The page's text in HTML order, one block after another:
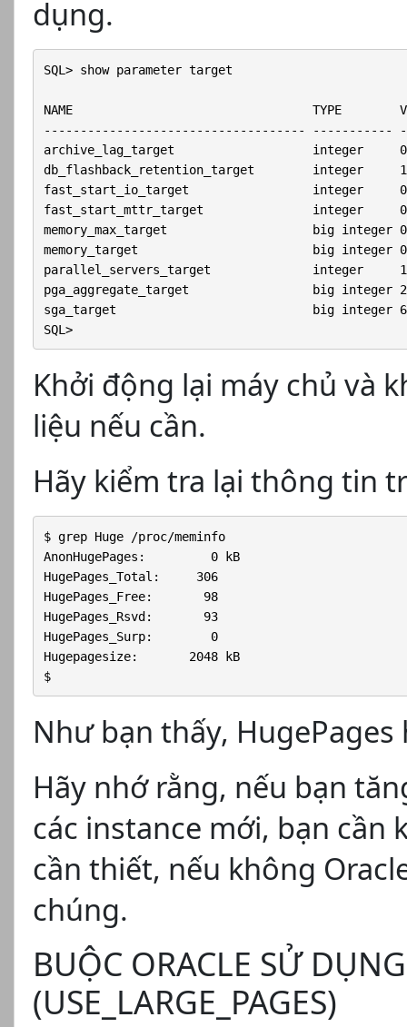
dụng.
SQL> show parameter target
NAME                                 TYPE
------------------------------------ -----------
archive_lag_target                   integer     0
db_flashback_retention_target        integer
fast_start_io_target                 integer     0
fast_start_mttr_target               integer     0
memory_max_target                    big integer 0
memory_target                        big integer 0
parallel_servers_target              integer
pga_aggregate_target                 big integer
sga_target                           big integer
SQL>
Khởi động lại máy chủ và
liệu nếu cần.
Hãy kiểm tra lại thông tin
$ grep Huge /proc/meminfo
AnonHugePages:         0 kB
HugePages_Total:     306
HugePages_Free:       98
HugePages_Rsvd:       93
HugePages_Surp:        0
Hugepagesize:       2048 kB
$
Như bạn thấy,
Hãy nhớ rằng, nếu bạn
các instance mới, bạn cần
cần thiết, nếu không
chúng.
BUỘC ORACLE SỬ
(USE_LARGE_PAGES)